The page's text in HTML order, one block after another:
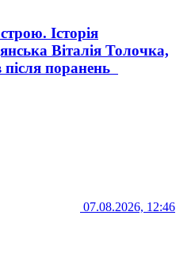
Історія
Віталія Толочка,
поранень
07.08.2026, 12:46